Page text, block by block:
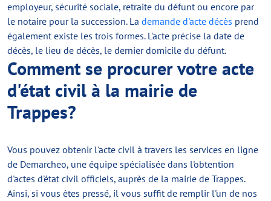
employeur, sécurité sociale, retraite du défunt ou encore par
le notaire pour la succession. La demande d'acte décès prend
également existe les trois formes. L'acte précise la date de
décès, le lieu de décès, le dernier domicile du défunt.
Comment se procurer votre acte
d'état civil à la mairie de
Trappes?
Vous pouvez obtenir l'acte civil à travers les services en ligne
de Demarcheo, une équipe spécialisée dans l'obtention
d'actes d'état civil officiels, auprès de la mairie de Trappes.
Ainsi, si vous êtes pressé, il vous suffit de remplir l'un de nos